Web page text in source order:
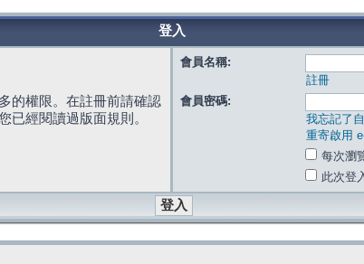
登入
的權限。在註冊前請確認
已經閱讀過版面規則。
會員名稱:
註冊
會員密碼:
我忘記了
重寄啟用
每次瀏
此次登